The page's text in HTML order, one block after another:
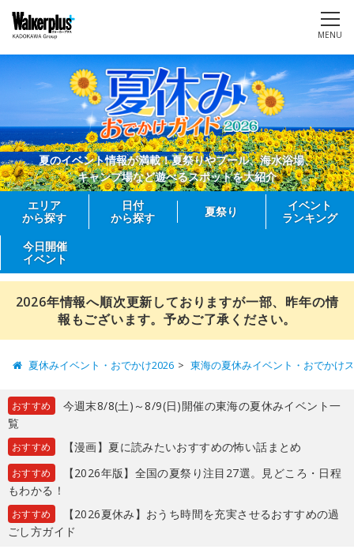
MENU
夏のイベント情報が満載！夏祭りやプール、海水浴場、
キャンプ場など遊べるスポットを大紹介
エリア
から探す
日付
から探す
夏祭り
イベント
ランキング
今日開催
イベント
2026年情報へ順次更新しておりますが一部、昨年の情
報もございます。予めご了承ください。
夏休みイベント・おでかけ2026 東海の夏休みイベント・おでかけ
おすすめ
今週末8/8(土)～8/9(日)開催の東海の夏休みイベント一
覧
おすすめ 【漫画】夏に読みたいおすすめの怖い話まとめ
おすすめ
【2026年版】全国の夏祭り注目27選。見どころ・日程
もわかる！
おすすめ
【2026夏休み】おうち時間を充実させるおすすめの過
ごし方ガイド